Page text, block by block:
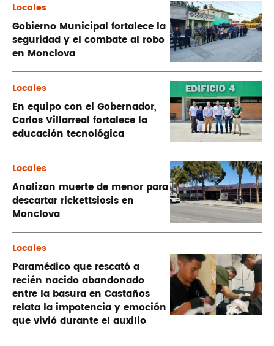
Locales
Gobierno Municipal fortalece la
seguridad y el combate al robo
en Monclova
Locales
En equipo con el Gobernador,
Carlos Villarreal fortalece la
educación tecnológica
Locales
Analizan muerte de menor para
descartar rickettsiosis en
Monclova
Locales
Paramédico que rescató a
recién nacido abandonado
entre la basura en Castaños
relata la impotencia y emoción
que vivió durante el auxilio